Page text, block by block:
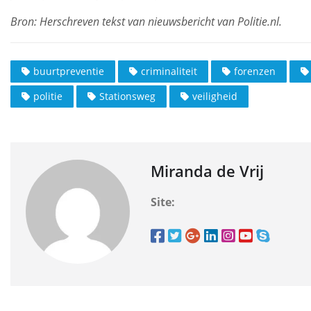
buurtpreventie criminaliteit forenzen
politie
Stationsweg veiligheid
Miranda de Vrij
Site: